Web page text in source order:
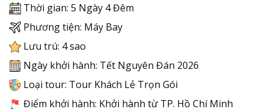
Thời gian: 5 Ngày 4 Đêm
Phương tiện: Máy Bay
Lưu trú: 4 sao
Ngày khởi hành: Tết Nguyên Đán 2026
Loại tour: Tour Khách Lẻ Trọn Gói
Điểm khởi hành: Khởi hành từ TP. Hồ Chí Minh